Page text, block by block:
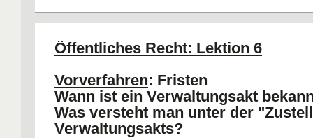
(Widerspruch als
cc) Frist aber in beiden Flällen
(Ereignisfrist), daher kann Streit
Bekanntgabe: 16.03; Fristbegin
00.00 Uhr; Fristende (Tag vor
spärter): 16.04 - 24.00 Uhr.
Öffentliches Recht: Lektion 6
Vorverfahren: Fristen
Wann ist ein Verwaltungsakt
Was versteht man unter der
Verwaltungsakts?